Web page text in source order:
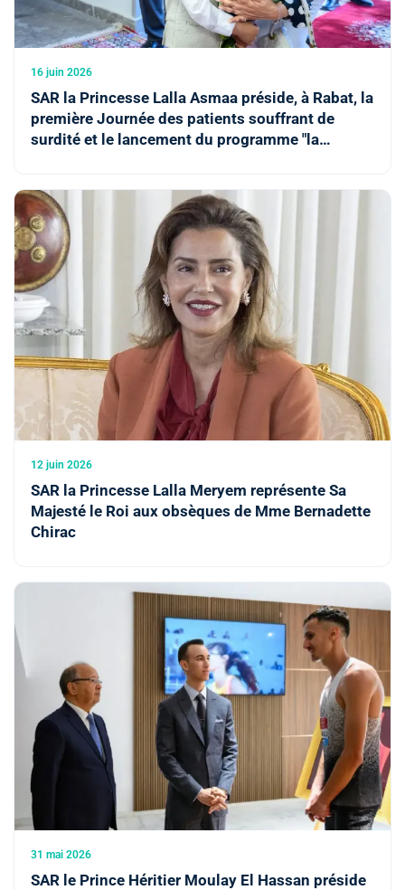
16 juin 2026
SAR la Princesse Lalla Asmaa préside, à Rabat, la
première Journée des patients souffrant de
surdité et le lancement du programme "la
12 juin 2026
SAR la Princesse Lalla Meryem représente Sa
Majesté le Roi aux obsèques de Mme Bernadette
Chirac
31 mai 2026
SAR le Prince Héritier Moulay El Hassan préside